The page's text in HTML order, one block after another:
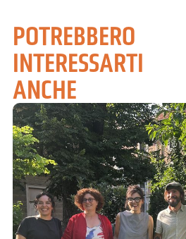
POTREBBERO
INTERESSARTI
ANCHE